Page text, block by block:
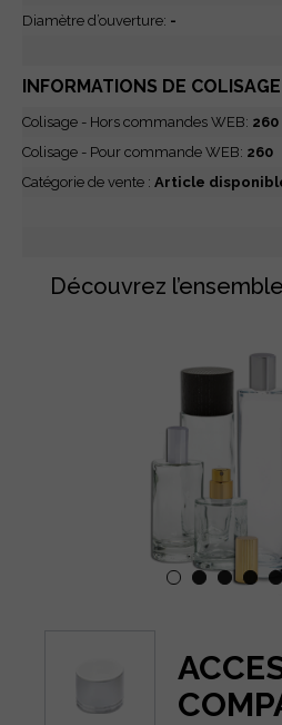
Diamètre d’ouverture: -
INFORMATIONS DE COLISAGE
Colisage - Hors commandes WEB: 260
Colisage - Pour commande WEB: 260
Catégorie de vente : Article
Découvrez